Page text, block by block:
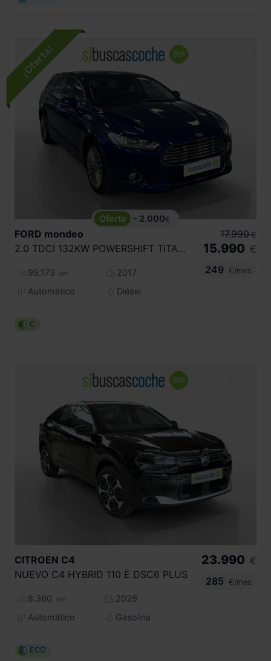
- 2.000€
FORD mondeo
2.0 TDCI 132KW POWERSHIFT TITANIUM
99.173 km
2017
Automático
Diésel
17.990 €
15.990 €
249
€/mes
C
CITROEN C4
NUEVO C4 HYBRID 110 Ë DSC6 PLUS
8.360 km
2026
Automático
Gasolina
23.990 €
285
€/mes
ECO